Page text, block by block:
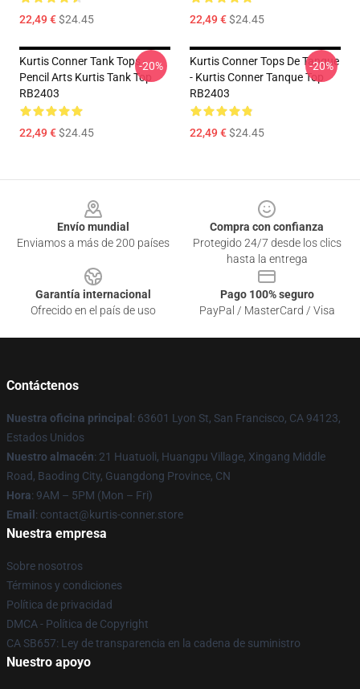
22,49 €$24.45 22,49 €$24.45
Kurtis Conner Tank Tops -
Pencil Arts Kurtis Tank Top
RB2403
22,49 €$24.45
-20%
Kurtis Conner Tops De Tanque
- Kurtis Conner Tanque Top
RB2403
22,49 €$24.45
-20%
Envío mundial
Enviamos a más de 200 países
Compra con confianza
Protegido 24/7 desde los clics
hasta la entrega
Garantía internacional
Ofrecido en el país de uso
Pago 100% seguro
PayPal / MasterCard / Visa
Contáctenos
Nuestra oficina principal : 63601 Lyon St, San Francisco, CA 94123,
Estados Unidos
Nuestro almacén: 21 Huatuoli, Huangpu Village, Xingang Middle
Road, Baoding City, Guangdong Province, CN
Hora: 9AM – 5PM (Mon – Fri)
Email : contact@kurtis-conner.store
Nuestra empresa
Sobre nosotros
Términos y condiciones
Política de privacidad
DMCA - Política de Copyright
CA SB657: Ley de transparencia en la cadena de suministro
Nuestro apoyo